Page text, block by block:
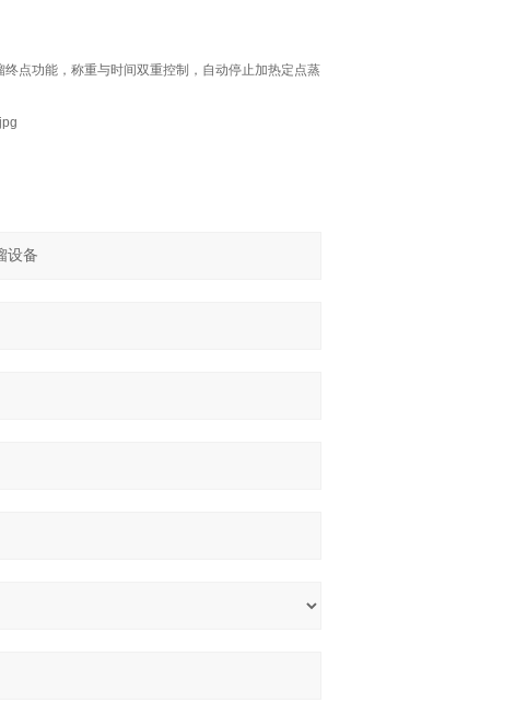
点功能，称重与时间双重控制，自动停止加热定点蒸